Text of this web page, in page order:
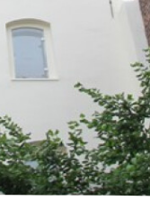
vragen